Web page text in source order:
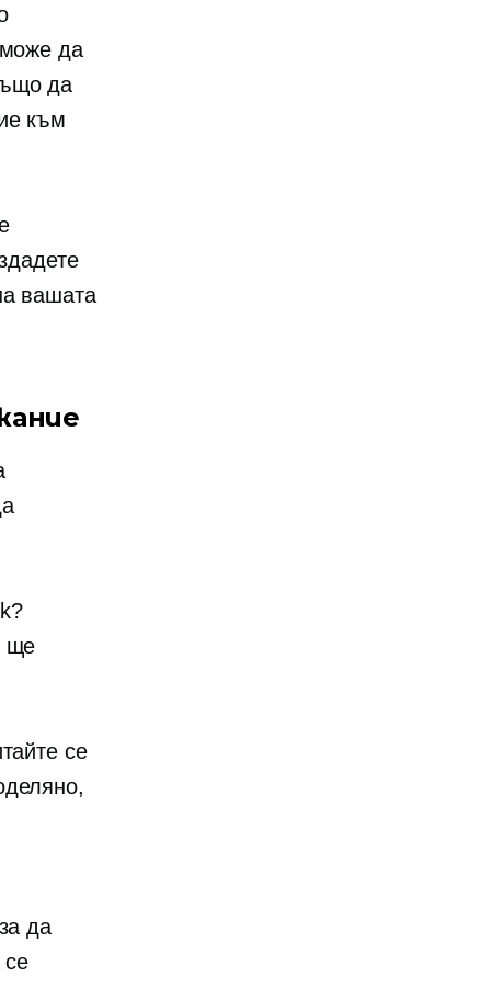
може да
да
към
вашата
ще
се
да
се